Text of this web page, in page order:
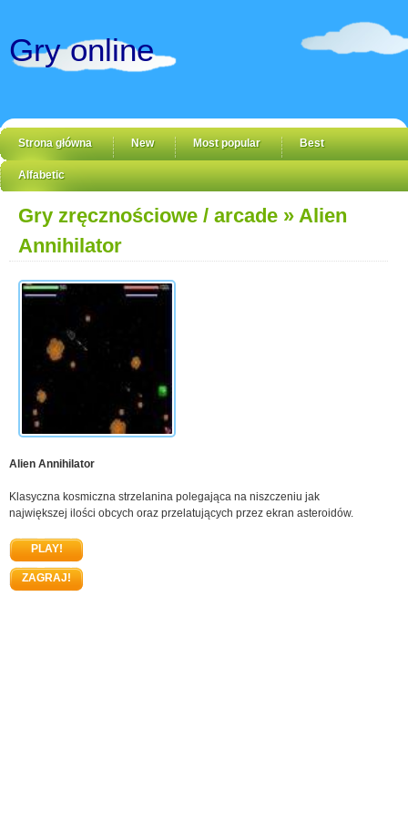
Gry online
Strona główna New Most popular Best
Alfabetic
Gry zręcznościowe / arcade » Alien
Annihilator
Alien Annihilator
Klasyczna kosmiczna strzelanina polegająca na niszczeniu jak
największej ilości obcych oraz przelatujących przez ekran asteroidów.
PLAY!
ZAGRAJ!